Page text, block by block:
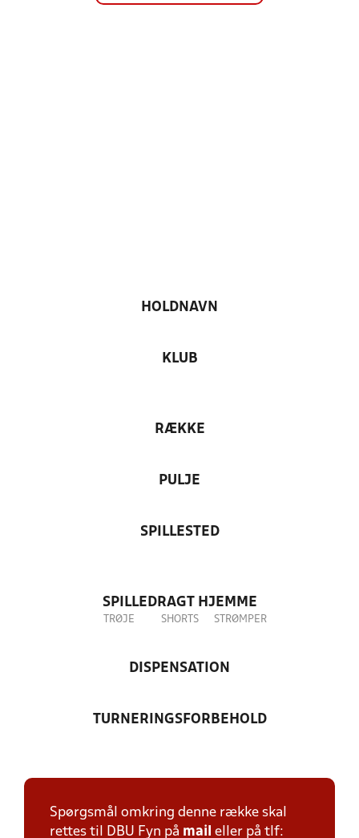
HOLDNAVN
KLUB
RÆKKE
PULJE
SPILLESTED
SPILLEDRAGT HJEMME
TRØJE SHORTS STRØMPER
DISPENSATION
TURNERINGSFORBEHOLD
Spørgsmål omkring denne række skal
rettes til DBU Fyn på mail eller på tlf: